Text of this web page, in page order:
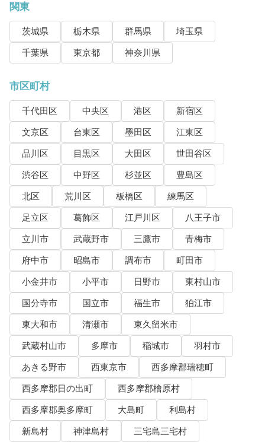
関東
茨城県 栃木県 群馬県
埼玉県
千葉県
東京都 神奈川県
市区町村
千代田区 中央区 港区
新宿区
文京区
台東区 墨田区
江東区
品川区
目黒区 大田区
世田谷区
渋谷区
中野区 杉並区
豊島区
北区
荒川区 板橋区
練馬区
足立区
葛飾区 江戸川区
八王子市
立川市
武蔵野市 三鷹市
青梅市
府中市
昭島市 調布市
町田市
小金井市
小平市 日野市
東村山市
国分寺市
国立市 福生市
狛江市
東大和市
清瀬市
東久留米市
武蔵村山市
多摩市 稲城市
羽村市
あきる野市
西東京市
西多摩郡瑞穂町
西多摩郡日の出町
西多摩郡檜原村
西多摩郡奥多摩町
大島町
利島村
新島村
神津島村
三宅島三宅村